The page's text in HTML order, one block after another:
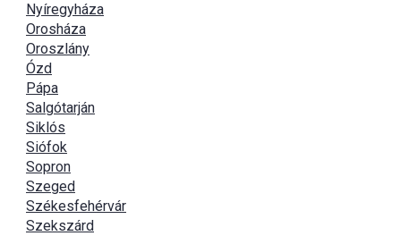
Nyíregyháza
Orosháza
Oroszlány
Ózd
Pápa
Salgótarján
Siklós
Siófok
Sopron
Szeged
Székesfehérvár
Szekszárd